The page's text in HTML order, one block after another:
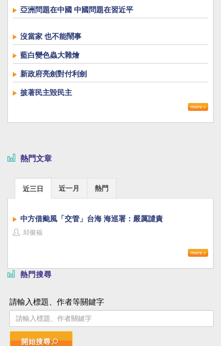
亞洲問題在中國 中國問題在習近平
沒當家 也不能鬧事
藍白變色蟲大雜燴
新政府亮劍對付利劍
披著民主毀民主
熱門文章
近三日 近一月 熱門
中方借颱風「交管」台海 海巡署：嚴厲譴責
邱俊福
熱門搜尋
請輸入標題、作者等關鍵字
開始搜尋